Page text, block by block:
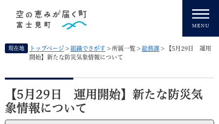
先
す
現在地 トップページ > 組織でさがす > 所属一覧 > 総務課 >
【5月29日 運用
開始】新たな防災気象情報について
本
【5月29日 運用開始】新たな防災気
象情報について